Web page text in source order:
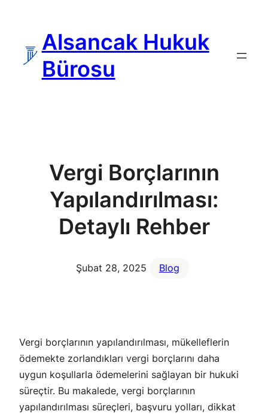
Alsancak Hukuk
Bürosu
Vergi Borçlarının
Yapılandırılması:
Detaylı Rehber
Şubat 28, 2025 Blog
Vergi borçlarının yapılandırılması, mükelleflerin
ödemekte zorlandıkları vergi borçlarını daha
uygun koşullarla ödemelerini sağlayan bir hukuki
süreçtir. Bu makalede, vergi borçlarının
yapılandırılması süreçleri, başvuru yolları, dikkat